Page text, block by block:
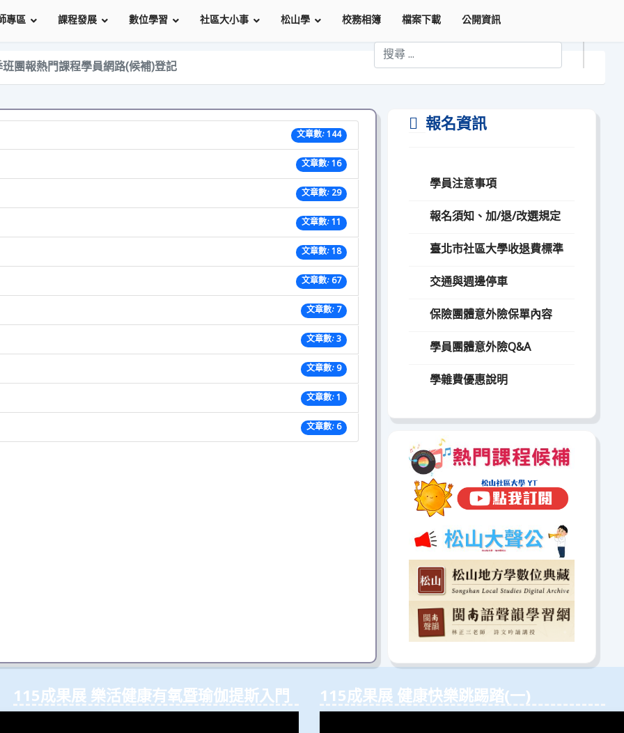
專區 課程發展 數位學習 社區大小事 松山學 校務相簿 檔案下載 公開資訊
搜索
團報熱門課程學員網路(候補)登記
文章數: 144
文章數: 16
文章數: 29
文章數: 11
文章數: 18
文章數: 67
文章數: 7
文章數: 3
文章數: 9
文章數: 1
文章數: 6
報名資訊
學員注意事項
報名須知、加/退/改選規定
臺北市社區大學收退費標準
交通與週邊停車
保險團體意外險保單內容
學員團體意外險Q&A
學雜費優惠說明
115成果展 樂活健康有氧暨瑜伽提斯入⾨ 115成果展 健康快樂跳踢踏(⼀)